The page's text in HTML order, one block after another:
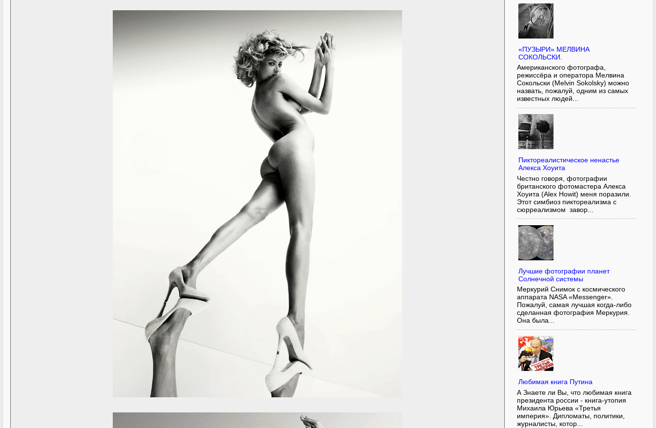
«ПУЗЫРИ» МЕЛВИНА
СОКОЛЬСКИ.
Американского фотографа,
режиссёра и оператора Мелвина
Сокольски (Melvin Sokolsky) можно
назвать, пожалуй, одним из самых
известных людей...
Пиктореалистическое ненастье
Алекса Хоуита
Честно говоря, фотографии
британского фотомастера Алекса
Хоуита (Alex Howit) меня поразили.
Этот симбиоз пиктореализма с
сюрреализмом завор...
Лучшие фотографии планет
Солнечной системы
Меркурий Снимок с космического
аппарата NASA «Messenger».
Пожалуй, самая лучшая когда-либо
сделанная фотография Меркурия.
Она была...
Любимая книга Путина
А Знаете ли Вы, что любимая книга
президента россии - книга-утопия
Михаила Юрьева «Третья
империя». Дипломаты, политики,
журналисты, котор...